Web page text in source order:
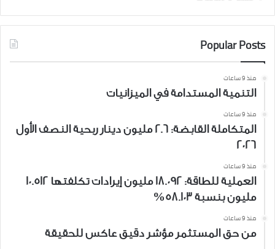
Popular Posts
منذ 9 ساعات
التنمية المستدامة في الميزانيات
منذ 9 ساعات
المتكاملة القابضة: 2.6 مليون دينار ربحية النصف الأول
2026
منذ 9 ساعات
العملية للطاقة: 18.092 مليون إيرادات تكلفتها 10.512
مليون بنسبة 58.103%
منذ 9 ساعات
من حق المستثمر مؤشر دقيق عاكس للحقيقة